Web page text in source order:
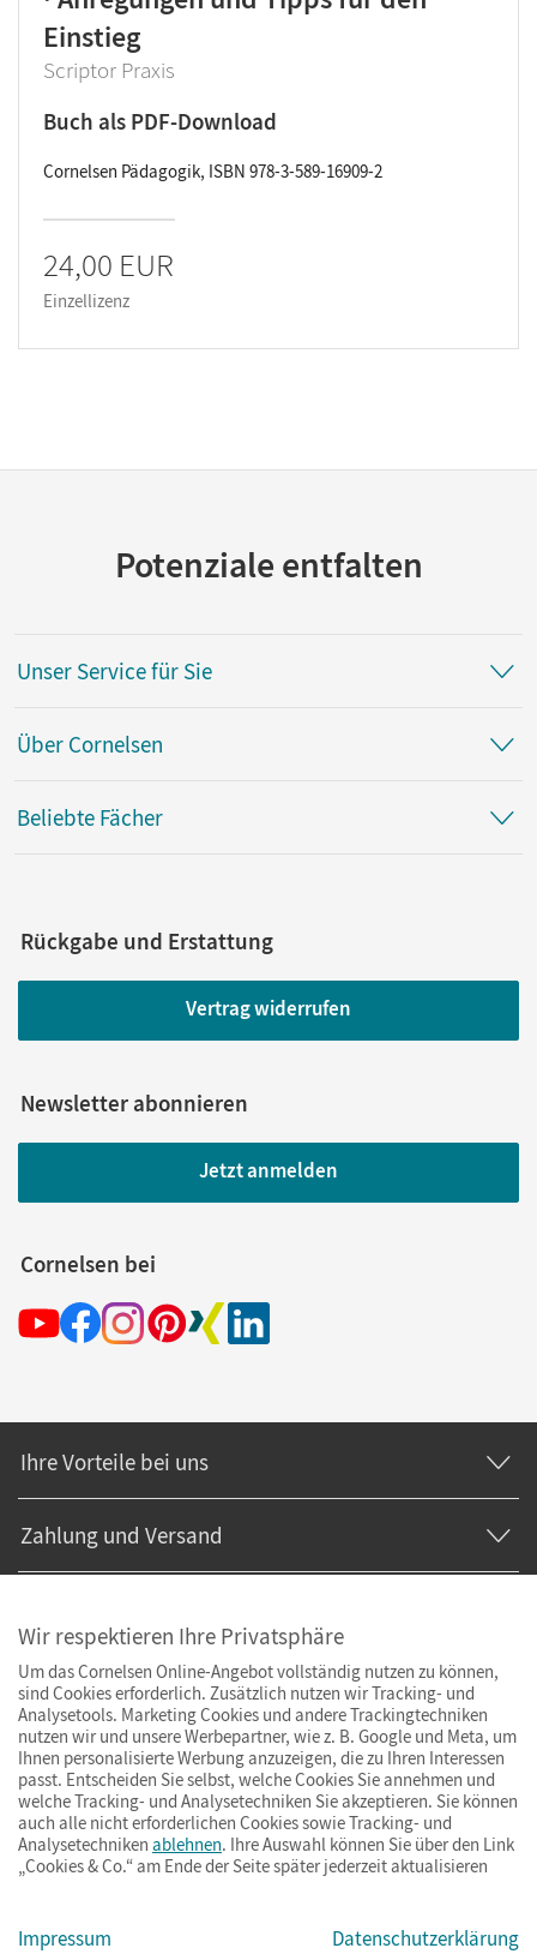
Einstieg
Scriptor Praxis
Buch als PDF-Download
Cornelsen Pädagogik, ISBN 978-3-589-16909-2
24,00 EUR
Einzellizenz
Potenziale entfalten
Unser Service für Sie
Über Cornelsen
Beliebte Fächer
Rückgabe und Erstattung
Vertrag widerrufen
Newsletter abonnieren
Jetzt anmelden
Cornelsen bei
Ihre Vorteile bei uns
Zahlung und Versand
© Cornelsen Verlag 2026
ImpressumAGBDatenschutzBarrierefreiheitCookies & Co.
Wir respektieren Ihre Privatsphäre
Um das Cornelsen Online-Angebot vollständig nutzen zu können,
sind Cookies erforderlich. Zusätzlich nutzen wir Tracking- und
Analysetools. Marketing Cookies und andere Trackingtechniken
nutzen wir und unsere Werbepartner, wie z. B. Google und Meta, um
Ihnen personalisierte Werbung anzuzeigen, die zu Ihren Interessen
passt. Entscheiden Sie selbst, welche Cookies Sie annehmen und
welche Tracking- und Analysetechniken Sie akzeptieren. Sie können
auch alle nicht erforderlichen Cookies sowie Tracking- und
Analysetechniken ablehnen. Ihre Auswahl können Sie über den Link
„Cookies & Co.“ am Ende der Seite später jederzeit aktualisieren
Impressum Datenschutzerklärung